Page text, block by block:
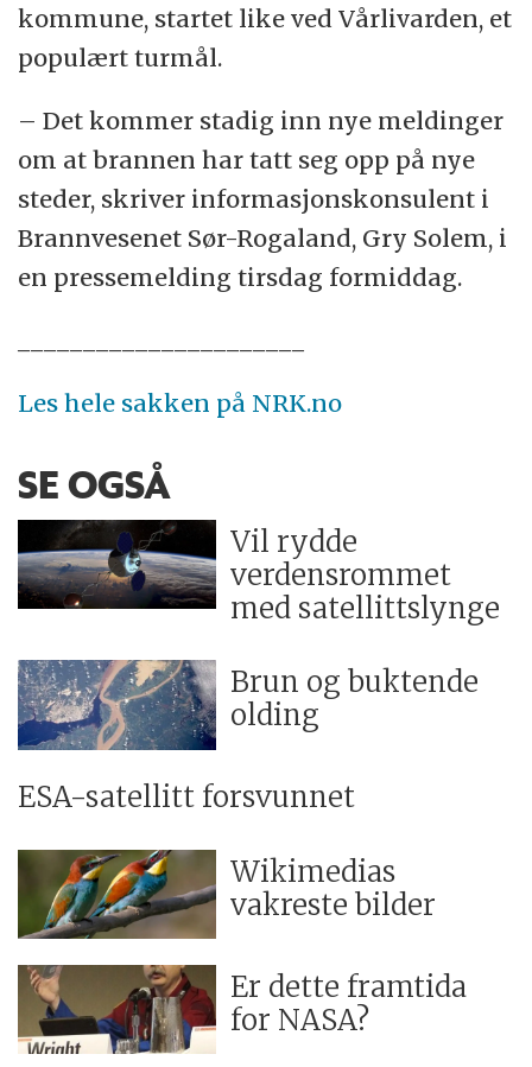
kommune, startet like ved Vårlivarden, et
populært turmål.
– Det kommer stadig inn nye meldinger
om at brannen har tatt seg opp på nye
steder, skriver informasjonskonsulent i
Brannvesenet Sør-Rogaland, Gry Solem, i
en pressemelding tirsdag formiddag.
Les hele sakken på NRK.no
SE OGSÅ
Vil rydde
verdensrommet
med satellittslynge
Brun og buktende
olding
ESA-satellitt forsvunnet
Wikimedias
vakreste bilder
Er dette framtida
for NASA?